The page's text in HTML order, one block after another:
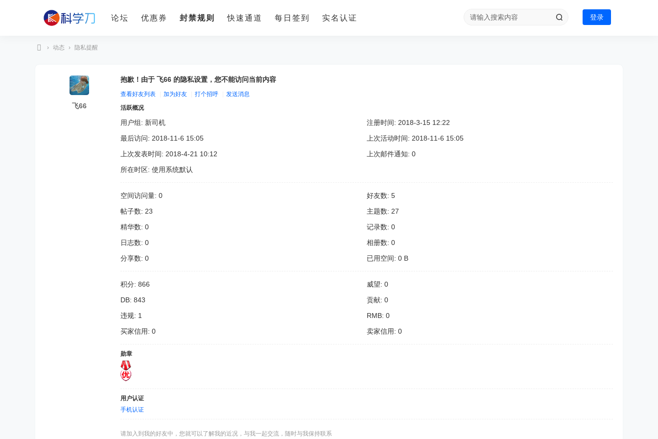
论坛 优惠券 封禁规则 快速通道 每日签到 实名认证 登录
› 动态 › 隐私提醒
飞66
抱歉！由于 飞66 的隐私设置，您不能访问当前内容
查看好友列表 加为好友 打个招呼
发送消息
活跃概况
用户组: 新司机
注册时间: 2018-3-15 12:22
最后访问: 2018-11-6 15:05
上次活动时间: 2018-11-6 15:05
上次发表时间: 2018-4-21 10:12
上次邮件通知: 0
所在时区: 使用系统默认
空间访问量: 0
好友数: 5
帖子数: 23
主题数: 27
精华数: 0
记录数: 0
日志数: 0
相册数: 0
分享数: 0
已用空间: 0 B
积分: 866
威望: 0
DB: 843
贡献: 0
违规: 1
RMB: 0
买家信用: 0
卖家信用: 0
勋章
用户认证
手机认证
请加入到我的好友中，您就可以了解我的近况，与我一起交流，随时与我保持联系